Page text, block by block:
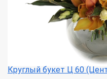
Круглый букет Ц 60